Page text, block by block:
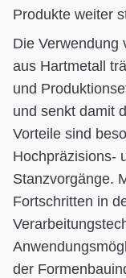
Produkte weiter
Die Verwendung
aus Hartmetall
und
und senkt damit
Vorteile sind
Hochpräzisions-
Stanzvorgänge.
Fortschritten in
der